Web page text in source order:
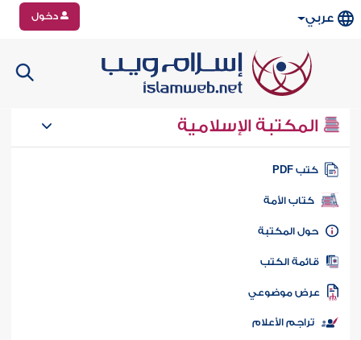
عربي دخول
المكتبة الإسلامية
كتب PDF
كتاب الأمة
المكتبة
الكتب
موضوعي